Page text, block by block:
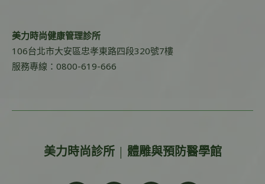
美力時尚健康管理診所
106台北市大安區忠孝東路四段320號7樓
服務專線：0800-619-666
美力時尚診所 | 體雕與預防醫學館